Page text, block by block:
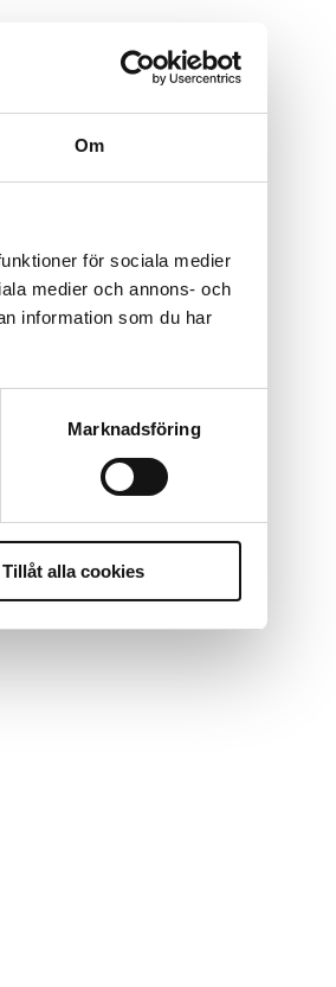
Om
för sociala medier
medier och annons- och
information som du har
Marknadsföring
Tillåt alla cookies